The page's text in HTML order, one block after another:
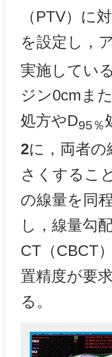
（PTV）に
を設定し，
実施している
ジン0cmま
処方やD95％
2に，両者
さくするこ
の線量を同
し，線量勾
CT（CBCT
置精度が要
る。